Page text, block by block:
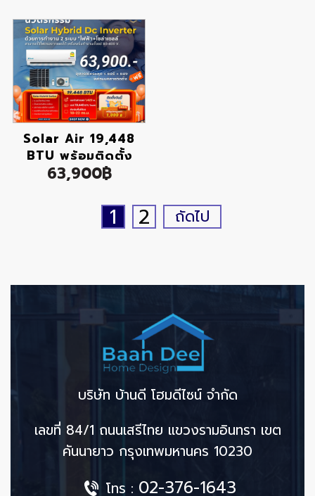
Solar Air 19,448
BTU พร้อมติดตั้ง
63,900฿
1 2 ถัดไป
บริษัท บ้านดี โฮมดีไซน์ จำกัด
เลขที่ 84/1 ถนนเสรีไทย แขวงรามอินทรา เขต
คันนายาว กรุงเทพมหานคร 10230
โทร : 02-376-1643